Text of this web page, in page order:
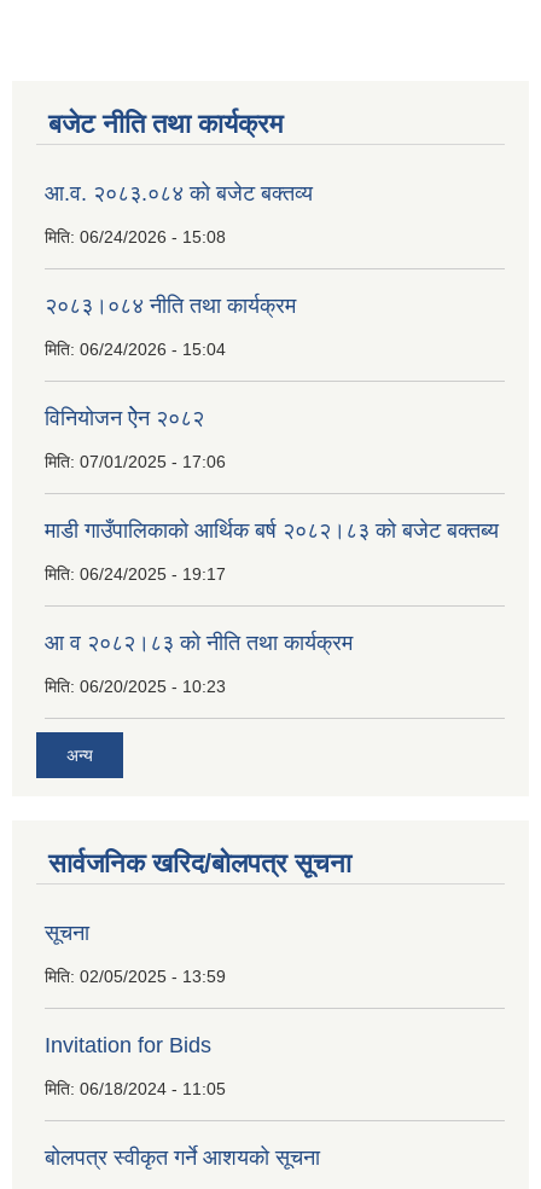
बजेट नीति तथा कार्यक्रम
आ.व. २०८३.०८४ को बजेट बक्तव्य
मिति: 06/24/2026 - 15:08
२०८३।०८४ नीति तथा कार्यक्रम
मिति: 06/24/2026 - 15:04
विनियोजन ऐेन २०८२
मिति: 07/01/2025 - 17:06
माडी गाउँपालिकाको आर्थिक बर्ष २०८२।८३ को बजेट बक्तब्य
मिति: 06/24/2025 - 19:17
आ व २०८२।८३ को नीति तथा कार्यक्रम
मिति: 06/20/2025 - 10:23
अन्य
सार्वजनिक खरिद/बोलपत्र सूचना
सूचना
मिति: 02/05/2025 - 13:59
Invitation for Bids
मिति: 06/18/2024 - 11:05
बोलपत्र स्वीकृत गर्ने आशयको सूचना